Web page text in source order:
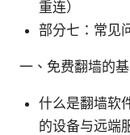
重连）
部分七：常见
一、免费翻墙的
什么是翻墙软
的设备与远端